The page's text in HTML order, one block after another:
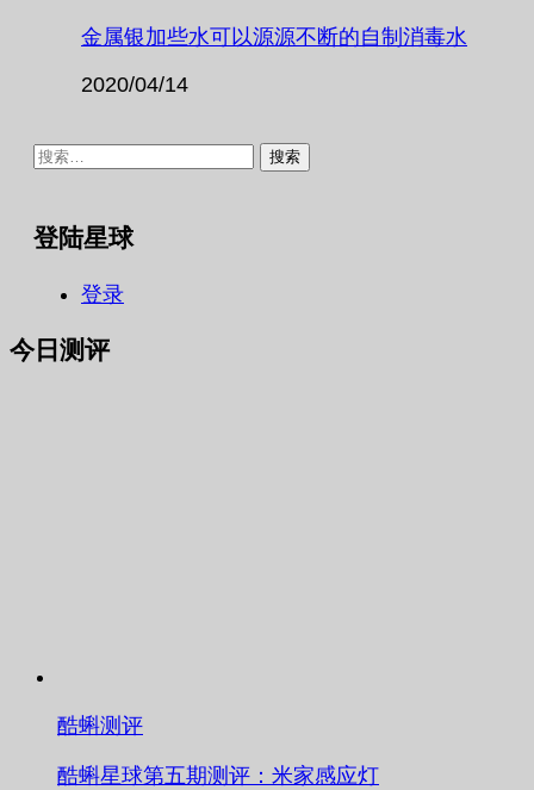
金属银加些水可以源源不断的自制消毒水
2020/04/14
搜
登陆星球
登录
今日测评
酷蝌测评
酷蝌星球第五期测评：米家感应灯